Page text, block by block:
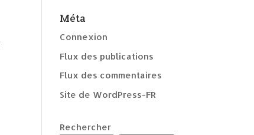
Méta
Connexion
Flux des publications
Flux des commentaires
Site de WordPress-FR
Rechercher